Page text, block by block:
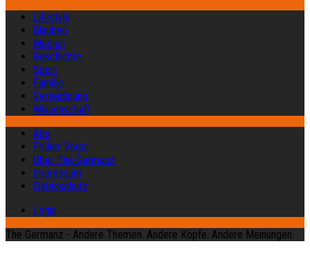
Lifestyle
Glauben
Medien
Geschichte
Sport
Familie
Verteidigung
Wissenschaft
Abo
Früher Vogel
Über The Germanz
Impressum
Datenschutz
Login
The Germanz - Andere Themen. Andere Köpfe. Andere Meinungen.